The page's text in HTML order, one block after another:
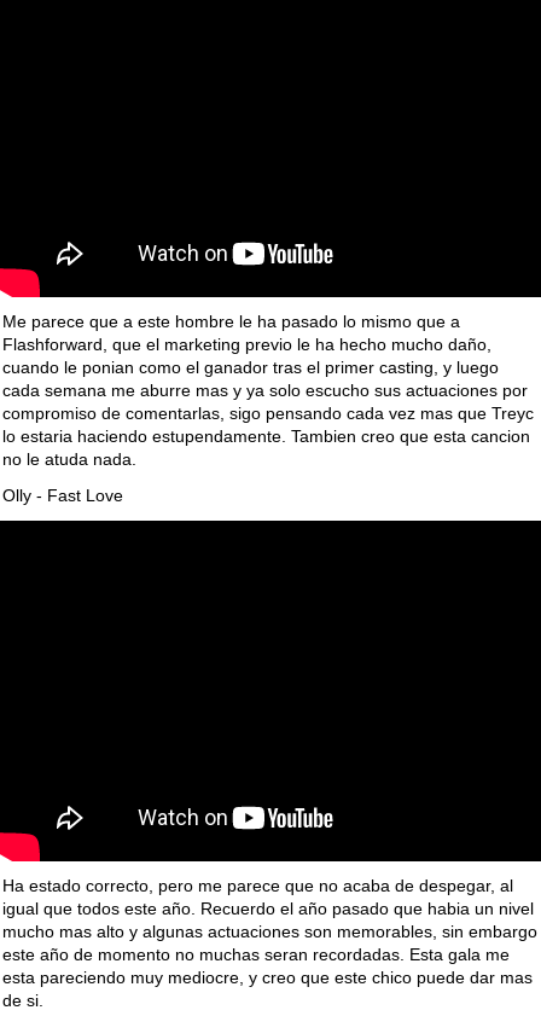
Me parece que a este hombre le ha pasado lo mismo que a
Flashforward, que el marketing previo le ha hecho mucho daño,
cuando le ponian como el ganador tras el primer casting, y luego
cada semana me aburre mas y ya solo escucho sus actuaciones por
compromiso de comentarlas, sigo pensando cada vez mas que Treyc
lo estaria haciendo estupendamente. Tambien creo que esta cancion
no le atuda nada.
Olly - Fast Love
Ha estado correcto, pero me parece que no acaba de despegar, al
igual que todos este año. Recuerdo el año pasado que habia un nivel
mucho mas alto y algunas actuaciones son memorables, sin embargo
este año de momento no muchas seran recordadas. Esta gala me
esta pareciendo muy mediocre, y creo que este chico puede dar mas
de si.